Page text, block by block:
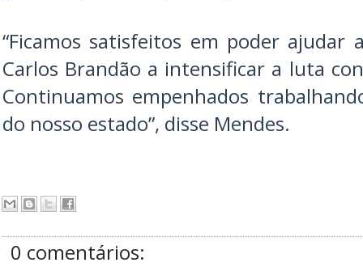
“Ficamos satisfeitos em poder ajudar
Carlos Brandão a intensificar a luta
Continuamos empenhados
do nosso estado”, disse Mendes.
0 comentários: